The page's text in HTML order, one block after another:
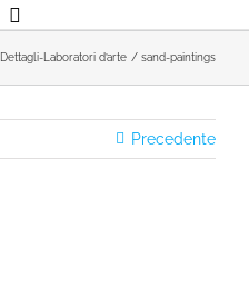
Dettagli-Laboratori d’arte sand-paintings
Precedente